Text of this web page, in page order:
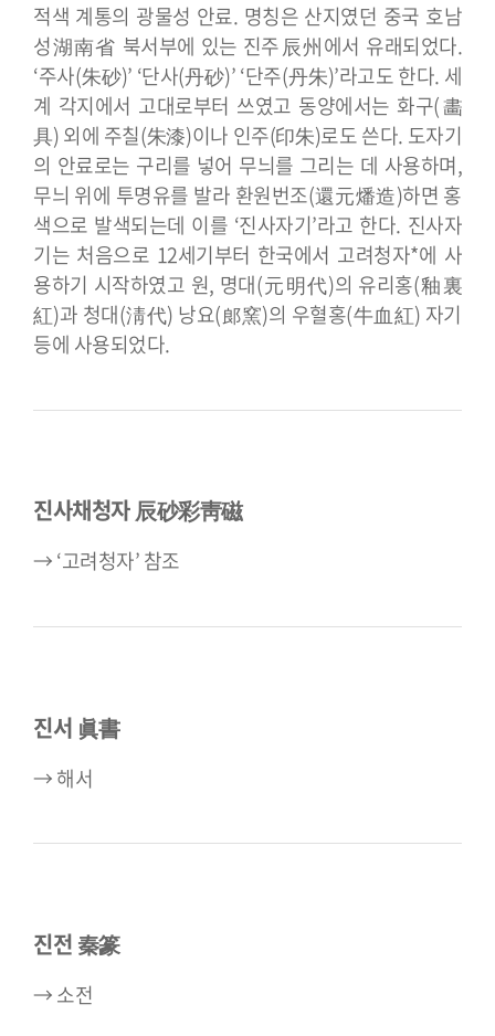
적색 계통의 광물성 안료. 명칭은 산지였던 중국 호남
성湖南省 북서부에 있는 진주辰州에서 유래되었다.
‘주사(朱砂)’ ‘단사(丹砂)’ ‘단주(丹朱)’라고도 한다. 세
계 각지에서 고대로부터 쓰였고 동양에서는 화구(畵
具) 외에 주칠(朱漆)이나 인주(印朱)로도 쓴다. 도자기
의 안료로는 구리를 넣어 무늬를 그리는 데 사용하며,
무늬 위에 투명유를 발라 환원번조(還元燔造)하면 홍
색으로 발색되는데 이를 ‘진사자기’라고 한다. 진사자
기는 처음으로 12세기부터 한국에서 고려청자*에 사
용하기 시작하였고 원, 명대(元明代)의 유리홍(釉裏
紅)과 청대(淸代) 낭요(郎窯)의 우혈홍(牛血紅) 자기
등에 사용되었다.
진사채청자 辰砂彩靑磁
→ ‘고려청자’ 참조
진서 眞書
→ 해서
진전 秦篆
→ 소전